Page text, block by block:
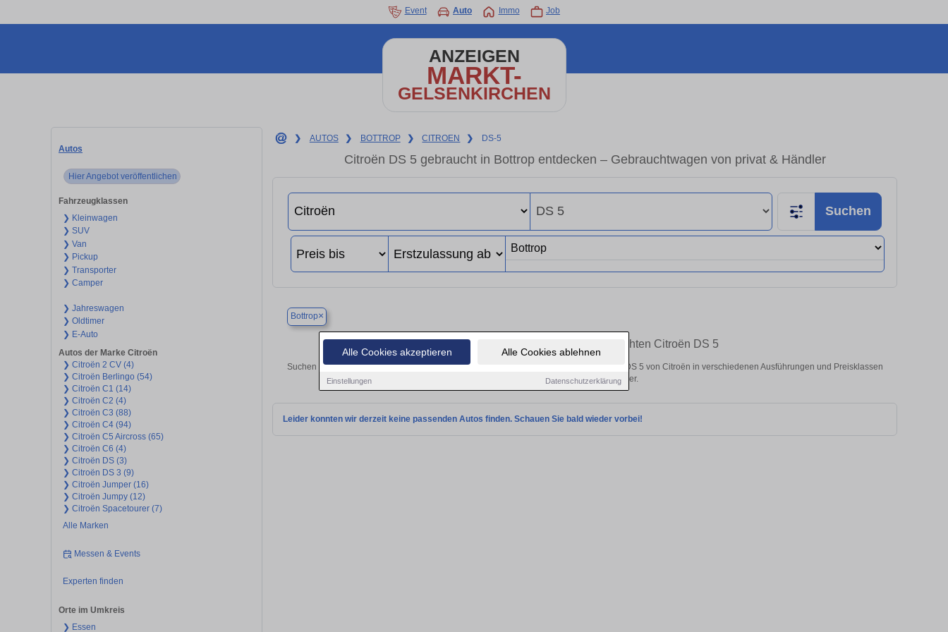
Alle Cookies akzeptieren Alle Cookies ablehnen
Einstellungen Datenschutzerklärung
Event Auto Immo Job
ANZEIGEN
MARKT-
GELSENKIRCHEN
Autos
Hier Angebot veröffentlichen
Fahrzeugklassen
❯ Kleinwagen
❯ SUV
❯ Van
❯ Pickup
❯ Transporter
❯ Camper
❯ Jahreswagen
❯ Oldtimer
❯ E-Auto
Autos der Marke Citroën
❯ Citroën 2 CV (4)
❯ Citroën Berlingo (54)
❯ Citroën C1 (14)
❯ Citroën C2 (4)
❯ Citroën C3 (88)
❯ Citroën C4 (94)
❯ Citroën C5 Aircross (65)
❯ Citroën C6 (4)
❯ Citroën DS (3)
❯ Citroën DS 3 (9)
❯ Citroën Jumper (16)
❯ Citroën Jumpy (12)
❯ Citroën Spacetourer (7)
Alle Marken
Messen & Events
Experten finden
Orte im Umkreis
❯ Essen
❯ AUTOS ❯ BOTTROP ❯ CITROEN ❯ DS-5
Citroën DS 5 gebraucht in Bottrop entdecken – Gebrauchtwagen von privat & Händler
Suchen
Bottrop×
Finden Sie in Bottrop Ihren gebrauchten Citroën DS 5
Suchen Sie in Bottrop einen Citroën DS 5 Gebrauchtwagen? Entdecken Sie gebrauchte DS 5 von Citroën in verschiedenen Ausführungen und Preisklassen
von privat und vom Händler.
Leider konnten wir derzeit keine passenden Autos finden. Schauen Sie bald wieder vorbei!